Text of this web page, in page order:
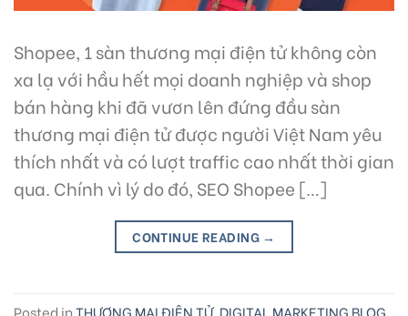
Shopee, 1 sàn thương mại điện tử không còn
xa lạ với hầu hết mọi doanh nghiệp và shop
bán hàng khi đã vươn lên đứng đầu sàn
thương mại điện tử được người Việt Nam yêu
thích nhất và có lượt traffic cao nhất thời gian
qua. Chính vì lý do đó, SEO Shopee […]
CONTINUE READING →
Posted inTHƯƠNG MẠI ĐIỆN TỬ, DIGITAL MARKETING BLOG